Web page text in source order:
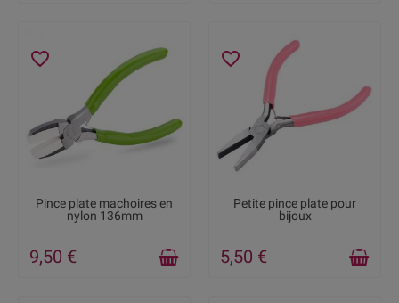
DERNIERS ARTICLES EN
STOCK
favorite_border
Pince plate machoires en
nylon 136mm
9,50 €
RUPTURE DE STOCK
favorite_border
Petite pince plate pour
bijoux
5,50 €